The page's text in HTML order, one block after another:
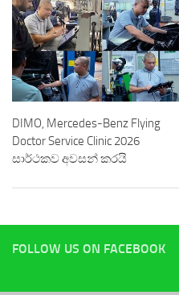
DIMO, Mercedes-Benz Flying
Doctor Service Clinic 2026
සාර්ථකව අවසන් කරයි
FOLLOW US ON FACEBOOK